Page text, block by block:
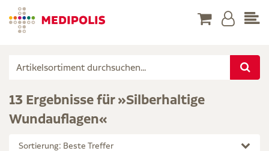
13 Ergebnisse für »Silberhaltige
Wundauflagen«
Sortierung: Beste Treffer